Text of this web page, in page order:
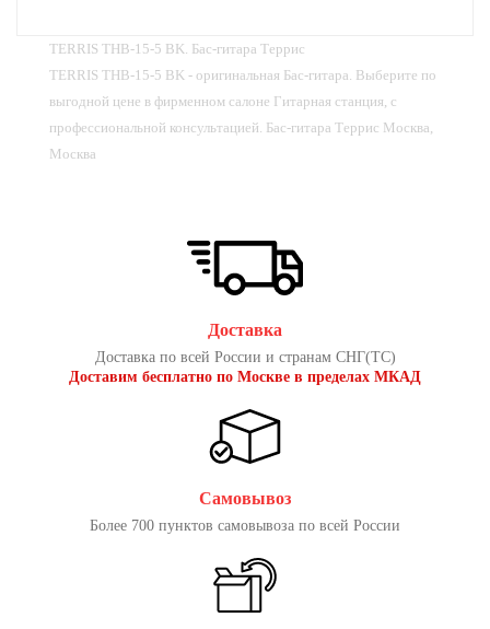
TERRIS THB-15-5 BK. Бас-гитара Террис
TERRIS THB-15-5 BK - оригинальная Бас-гитара. Выберите по
выгодной цене в фирменном салоне Гитарная станция, с
профессиональной консультацией. Бас-гитара Террис Москва,
Москва
Доставка
Доставка по всей России и странам СНГ(ТС)
Доставим бесплатно по Москве в пределах МКАД
Самовывоз
Более 700 пунктов самовывоза по всей России